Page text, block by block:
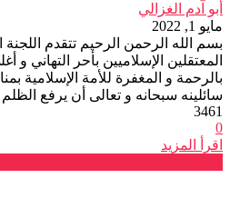
أبو آدم الغزالي
مايو 1, 2022
بسم الله الرحمن الرحيم تتقدم
المعتقلين الإسلاميين بأحر التهاني و
بالرحمة و المغفرة للأمة الإسلامية
سائلينه سبحانه و تعالى أن يرفع
3461
0
اقرأ المزيد